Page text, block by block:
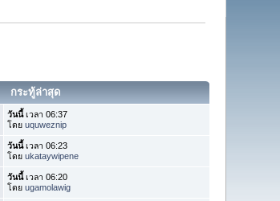
กระทู้ล่าสุด
วันนี้เวลา 06:37
โดยuquweznip
วันนี้เวลา 06:23
โดยukataywipene
วันนี้เวลา 06:20
โดยugamolawig